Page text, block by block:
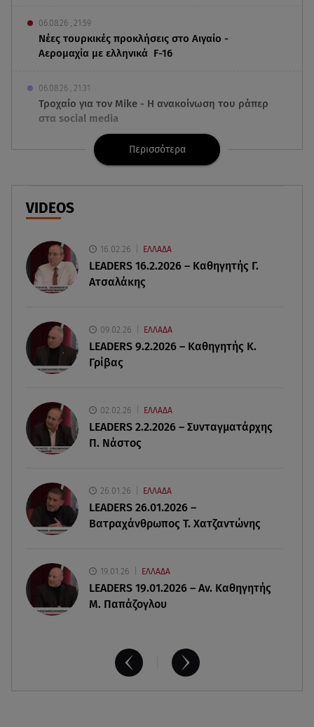
06.08.26 , 21:59
Νέες τουρκικές προκλήσεις στο Αιγαίο -
Αερομαχία με ελληνικά F-16
06.08.26 , 21:31
Τροχαίο για τον Mike - Η ανακοίνωση του ράπερ
στα social media
06.08.26 , 21:22
Ισραήλ - Κύπρος - Κρήτη: Το μεγαλύτερο
υποθαλάσσιο καλώδιο στον κόσμο
06.08.26 , 21:07
εξοπλισμού στον Άγιο Βασίλειο
06.08.26 , 20:49
06.08.26 , 20:25
Πώς επικοινωνούν τα ελικόπτερα στη φωτιά και
06.08.26 , 20:16
Αθηνά Οικονομάκου από την Μπόρα Μπόρα:
«Έσκασε όλη η κούραση του χειμώνα»
Σαμοθράκη: Συγκλονιστική διάσωση 15χρονης
από δύσβατο φαράγγι
Περισσότερα
VIDEOS
16.02.26 ΕΛΛΑΔΑ
LEADERS 16.2.2026 – Καθηγητής Γ.
Ατσαλάκης
09.02.26 ΕΛΛΑΔΑ
LEADERS 9.2.2026 – Καθηγητής Κ.
Γρίβας
02.02.26 ΕΛΛΑΔΑ
LEADERS 2.2.2026 – Συνταγματάρχης
Π. Νάστος
26.01.26 ΕΛΛΑΔΑ
LEADERS 26.01.2026 –
Βατραχάνθρωπος Τ. Χατζαντώνης
19.01.26 ΕΛΛΑΔΑ
LEADERS 19.01.2026 – Αν. Καθηγητής
Μ. Παπάζογλου